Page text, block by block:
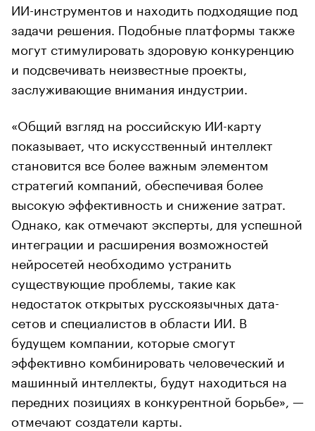
ИИ-инструментов и находить подходящие под
задачи решения. Подобные платформы также
могут стимулировать здоровую конкуренцию
и подсвечивать неизвестные проекты,
заслуживающие внимания индустрии.
«Общий взгляд на российскую ИИ-карту
показывает, что искусственный интеллект
становится все более важным элементом
стратегий компаний, обеспечивая более
высокую эффективность и снижение затрат.
Однако, как отмечают эксперты, для успешной
интеграции и расширения возможностей
нейросетей необходимо устранить
существующие проблемы, такие как
недостаток открытых русскоязычных дата-
сетов и специалистов в области ИИ. В
будущем компании, которые смогут
эффективно комбинировать человеческий и
машинный интеллекты, будут находиться на
передних позициях в конкурентной борьбе», —
отмечают создатели карты.